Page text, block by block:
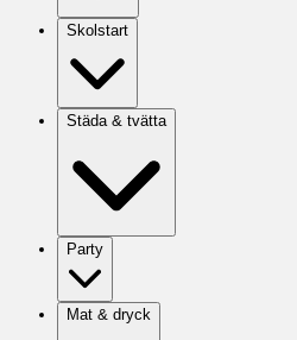
Skolstart
Städa & tvätta
Party
Mat & dryck